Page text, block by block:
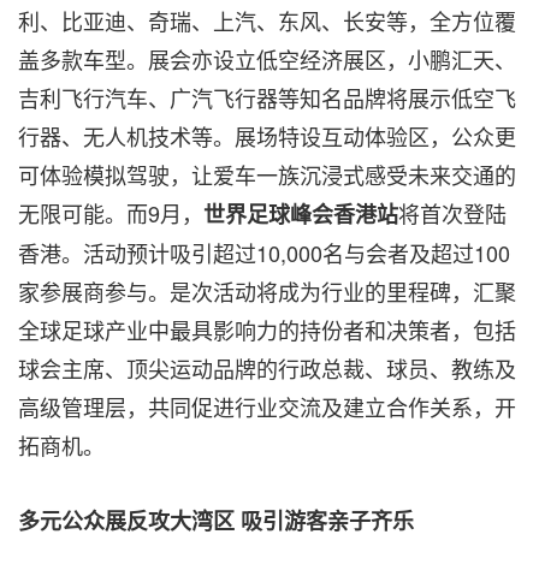
利、比亚迪、奇瑞、上汽、东风、长安等，全方位覆
盖多款车型。展会亦设立低空经济展区，小鹏汇天、
吉利飞行汽车、广汽飞行器等知名品牌将展示低空飞
行器、无人机技术等。展场特设互动体验区，公众更
可体验模拟驾驶，让爱车一族沉浸式感受未来交通的
无限可能。而9月， 世界足球峰会香港站将首次登陆
香港。活动预计吸引超过10,000名与会者及超过100
家参展商参与。是次活动将成为行业的里程碑，汇聚
全球足球产业中最具影响力的持份者和决策者，包括
球会主席、顶尖运动品牌的行政总裁、球员、教练及
高级管理层，共同促进行业交流及建立合作关系，开
拓商机。
多元公众展反攻大湾区 吸引游客亲子齐乐